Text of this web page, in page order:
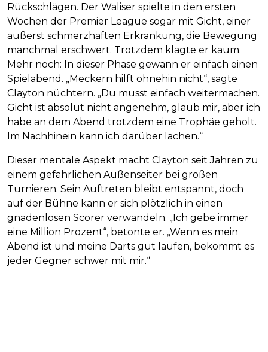
Rückschlägen. Der Waliser spielte in den ersten
Wochen der Premier League sogar mit Gicht, einer
äußerst schmerzhaften Erkrankung, die Bewegung
manchmal erschwert. Trotzdem klagte er kaum.
Mehr noch: In dieser Phase gewann er einfach einen
Spielabend. „Meckern hilft ohnehin nicht“, sagte
Clayton nüchtern. „Du musst einfach weitermachen.
Gicht ist absolut nicht angenehm, glaub mir, aber ich
habe an dem Abend trotzdem eine Trophäe geholt.
Im Nachhinein kann ich darüber lachen.“
Dieser mentale Aspekt macht Clayton seit Jahren zu
einem gefährlichen Außenseiter bei großen
Turnieren. Sein Auftreten bleibt entspannt, doch
auf der Bühne kann er sich plötzlich in einen
gnadenlosen Scorer verwandeln. „Ich gebe immer
eine Million Prozent“, betonte er. „Wenn es mein
Abend ist und meine Darts gut laufen, bekommt es
jeder Gegner schwer mit mir.“